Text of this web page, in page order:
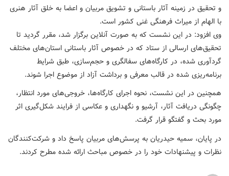
و تحقیق در زمینه آثار باستانی و تشویق مربیان و اعضا به خلق آثار هنری
با الهام از میراث فرهنگی غنی کشور است.
وی افزود: در این نشست که به صورت آنلاین برگزار شد، مقرر گردید تا
تحقیق‌های ارسالی از ستاد که در خصوص آثار باستانی استان‌های مختلف
گردآوری شده، در کارگاه‌های سفالگری و حجم‌سازی، طبق شرایط
برنامه‌ریزی شده در قالب معرفی و برداشت آزاد از موضوع اجرا شوند.
همچنین در این نشست، نحوه اجرای کارگاه‌ها، خروجی‌های مورد انتظار،
چگونگی دریافت آثار، آرشیو و نگهداری و عکاسی از فرایند شکل‌گیری اثر
مورد بحث و گفتگو قرار گرفت.
در پایان، سمیه حیدریان به پرسش‌های مربیان پاسخ داد و شرکت‌کنندگان
نظرات و پیشنهادات خود را در خصوص مباحث ارائه شده مطرح کردند.